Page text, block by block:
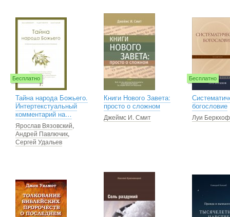
Бесплатно
Тайна народа Божьего.
Интертекстуальный
комментарий на…
Ярослав Вязовский,
Андрей Павлючик,
Сергей Удальев
Книги Нового Завета:
просто о сложном
Джеймс И. Смит
Бесплатно
богословие
Луи Беркхоф